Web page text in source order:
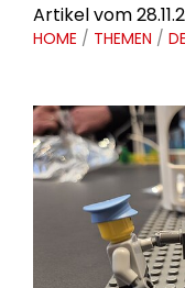
Artikel vom
HOME / THEMEN /